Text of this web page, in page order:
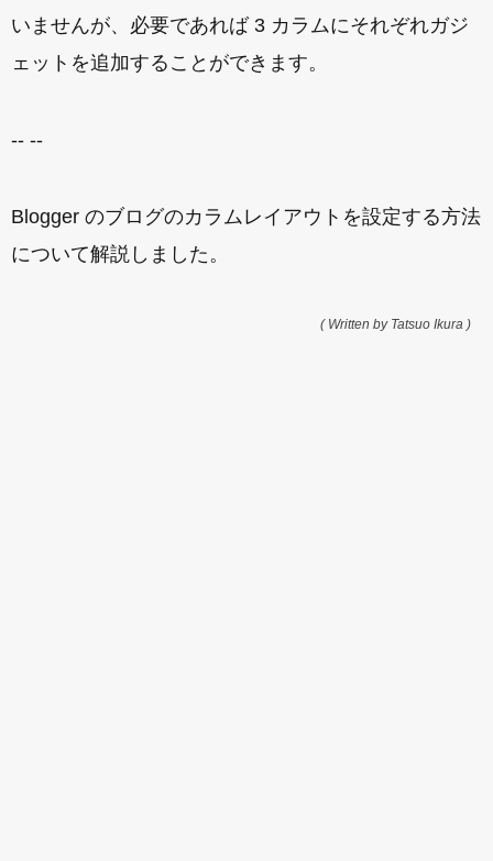
いませんが、必要であれば 3 カラムにそれぞれガジ
ェットを追加することができます。
-- --
Blogger のブログのカラムレイアウトを設定する方法
について解説しました。
( Written by Tatsuo Ikura )